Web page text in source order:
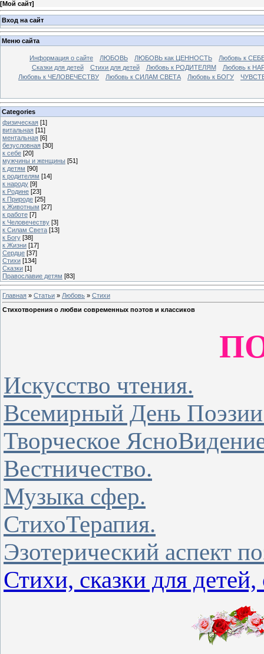
[Мой сайт]
Вход на сайт
Меню сайта
Информация о сайте ЛЮБОВЬ ЛЮБОВЬ как ЦЕННОСТЬ
Любовь к
Сказки для детей
Стихи для детей Любовь к РОДИТЕЛЯМ
Любовь к
Любовь к ЧЕЛОВЕЧЕСТВУ
Любовь к СИЛАМ СВЕТА Любовь к БОГУ
Categories
физическая [1]
витальная [11]
ментальная [6]
безусловная [30]
к себе [20]
мужчины и женщины [51]
к детям [90]
к родителям [14]
к народу [9]
к Родине [23]
к Природе [25]
к Животным [27]
к работе [7]
к Человечеству [3]
к Силам Света [13]
к Богу [38]
к Жизни [17]
Сердце [37]
Стихи [134]
Сказки [1]
Православие детям [83]
Главная » Статьи » Любовь » Стихи
Стихотворения о любви современных поэтов и классиков
Искусство чтения.
Всемирный День
Творческое
Вестничество.
Музыка сфер.
СтихоТерапия.
Эзотерический аспект
Стихи, сказки для детей,